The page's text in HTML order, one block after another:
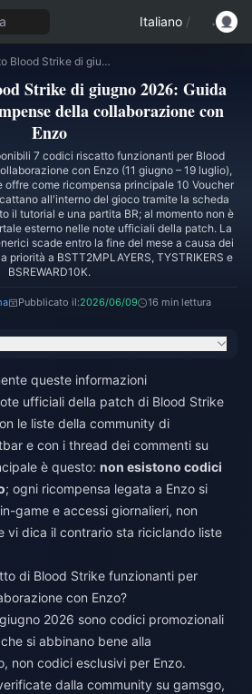
Italiano /
Codici riscatto Blood Strike di giugno 2026: Guida completa alle ricompense della collaborazione con Enzo
Strike di giugno 2026: Guida
della collaborazione con
Enzo
7 codici riscatto funzionanti per Blood
con Enzo (11 giugno – 19 luglio),
offre come ricompensa principale 10 Voucher
all'interno del gioco tramite la scheda
il tutorial e una partita BR; al momento non è
esterno nelle note ufficiali della patch. La
scade entro la fine del mese a causa dei
priorità a BSTT2MPLAYERS, TYSTRIKERS e
BSREWARD10K.
Pubblicato il:2026/06/09 16 min lettura
queste informazioni
ufficiali della patch di Blood Strike
le liste della community di
e con i thread dei commenti su
è questo: non esistono codici
; ogni ricompensa legata a Enzo si
game e accessi giornalieri, non
vi dica il contrario sta riciclando liste
di Blood Strike funzionanti per
con Enzo?
2026 sono codici promozionali
si abbinano bene alla
non codici esclusivi per Enzo.
dalla community su gamsgo,